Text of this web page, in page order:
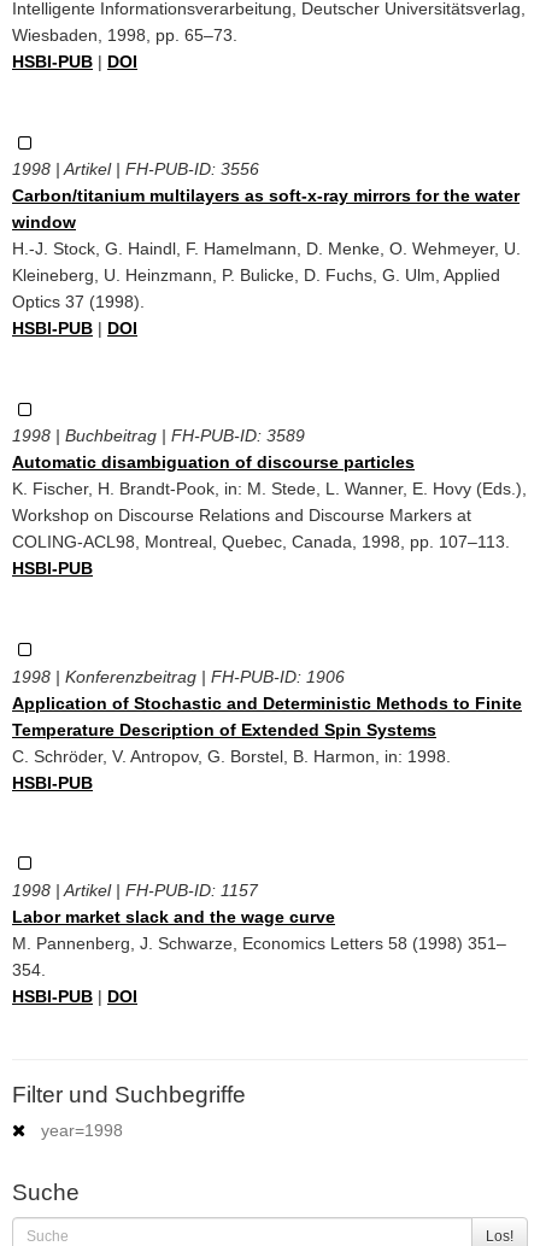
Intelligente Informationsverarbeitung, Deutscher Universitätsverlag,
Wiesbaden, 1998, pp. 65–73.
HSBI-PUB | DOI
1998 | Artikel | FH-PUB-ID: 3556
Carbon/titanium multilayers as soft-x-ray mirrors for the water
window
H.-J. Stock, G. Haindl, F. Hamelmann, D. Menke, O. Wehmeyer, U.
Kleineberg, U. Heinzmann, P. Bulicke, D. Fuchs, G. Ulm, Applied
Optics 37 (1998).
HSBI-PUB | DOI
1998 | Buchbeitrag | FH-PUB-ID: 3589
Automatic disambiguation of discourse particles
K. Fischer, H. Brandt-Pook, in: M. Stede, L. Wanner, E. Hovy (Eds.),
Workshop on Discourse Relations and Discourse Markers at
COLING-ACL98, Montreal, Quebec, Canada, 1998, pp. 107–113.
HSBI-PUB
1998 | Konferenzbeitrag | FH-PUB-ID: 1906
Application of Stochastic and Deterministic Methods to Finite
Temperature Description of Extended Spin Systems
C. Schröder, V. Antropov, G. Borstel, B. Harmon, in: 1998.
HSBI-PUB
1998 | Artikel | FH-PUB-ID: 1157
Labor market slack and the wage curve
M. Pannenberg, J. Schwarze, Economics Letters 58 (1998) 351–
354.
HSBI-PUB | DOI
Filter und Suchbegriffe
year=1998
Suche
Los!